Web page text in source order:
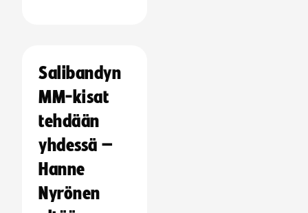
Salibandyn
MM-kisat
tehdään
yhdessä –
Hanne
Nyrönen